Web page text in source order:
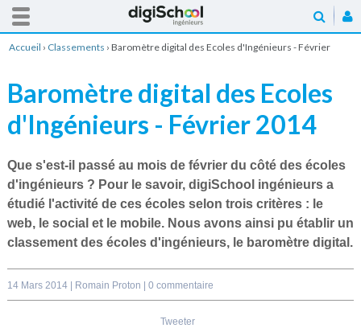
Accueil › Classements › Baromètre digital des Ecoles d'Ingénieurs - Février
Baromètre digital des Ecoles
d'Ingénieurs - Février 2014
Que s'est-il passé au mois de février du côté desécoles
d'ingénieurs? Pour le savoir, digiSchool ingénieurs a
étudié l'activité de ces écoles selon trois critères : le
web, le social et le mobile. Nous avons ainsi pu établir un
classement des écoles d'ingénieurs, le baromètre digital.
14 Mars 2014 | Romain Proton 0 commentaire
Tweeter